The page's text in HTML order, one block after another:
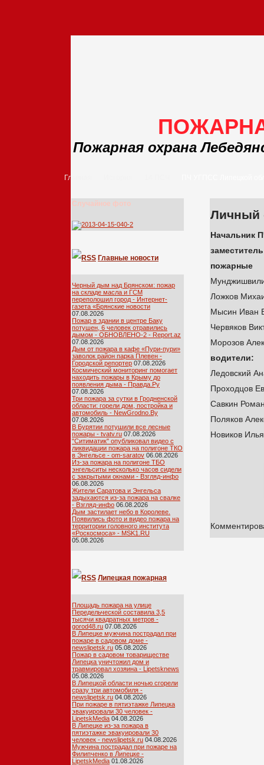
Пожарная охрана
Главная
Случайное фото
Главные новости
Черный дым над Брянском: пожар
на складе масла и ГСМ
переполошил город - Интернет-
газета «Брянские новости
07.08.2026
Пожар в здании в центре Баку
потушен, 6 человек отравились
дымом - ОБНОВЛЕНО-2 - Report.az
07.08.2026
Дым от пожара в кафе «Пури-пури»
заволок район парка Плевен -
Городской репортер 07.08.2026
Космический мониторинг помогает
находить пожары в Крыму до
появления дыма - Правда.Ру
07.08.2026
Три пожара за сутки в Гродненской
области: горели дом, постройка и
автомобиль - NewGrodno.By
07.08.2026
В Бурятии потушили все лесные
пожары - tvatv.ru 07.08.2026
"Ситиматик" опубликовал видео с
ликвидации пожара на полигоне ТКО
в Энгельсе - om-saratov 06.08.2026
Из-за пожара на полигоне ТБО
энгельситы несколько часов сидели
с закрытыми окнами - Взгляд-инфо
06.08.2026
Жители Саратова и Энгельса
задыхаются из-за пожара на свалке
- Взгляд-инфо 06.08.2026
Дым застилает небо в Королеве.
Появились фото и видео пожара на
территории головного института
«Роскосмоса» - MSK1.RU
05.08.2026
Липецкая пожарная
Площадь пожара на улице
Передельческой составила 3,5
тысячи квадратных метров -
gorod48.ru 07.08.2026
В Липецке мужчина пострадал при
пожаре в садовом доме -
newslipetsk.ru 05.08.2026
Пожар в садовом товариществе
Липецка уничтожил дом и
травмировал хозяина - Lipetsknews
05.08.2026
В Липецкой области ночью сгорели
сразу три автомобиля -
newslipetsk.ru 04.08.2026
При пожаре в пятиэтажке Липецка
эвакуировали 30 человек -
LipetskMedia 04.08.2026
В Липецке из-за пожара в
пятиэтажке эвакуировали 30
человек - newslipetsk.ru 04.08.2026
Мужчина пострадал при пожаре на
Филипченко в Липецке -
LipetskMedia 01.08.2026
Личный
Начальник
пожарные
Ложков
Мысин Иван
Червяков
Морозов
водители:
Ледовский
Проходцов
Савкин
Поляков
Новиков